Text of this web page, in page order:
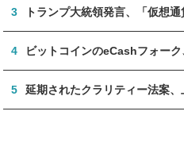
3 トランプ大統領発言、「仮想
4 ビットコインのeCashフォー
5 延期されたクラリティー法案